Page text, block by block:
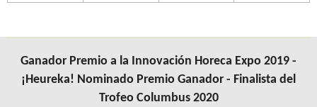
Ganador Premio a la Innovación Horeca Expo 2019 -
¡Heureka! Nominado Premio Ganador - Finalista del
Trofeo Columbus 2020